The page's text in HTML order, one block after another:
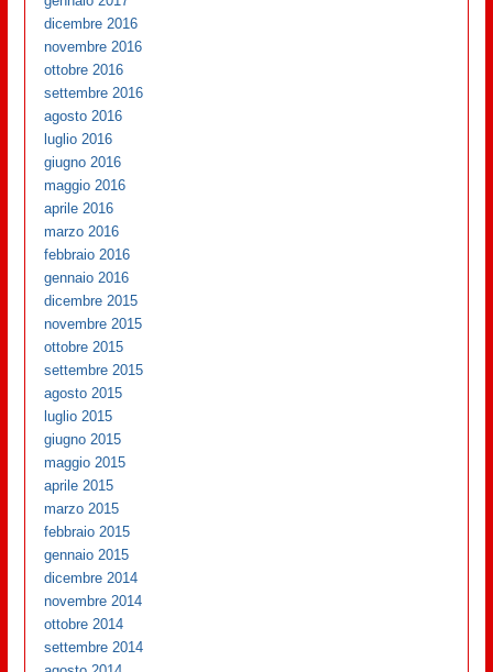
dicembre 2016
novembre 2016
ottobre 2016
settembre 2016
agosto 2016
luglio 2016
giugno 2016
maggio 2016
aprile 2016
marzo 2016
febbraio 2016
gennaio 2016
dicembre 2015
novembre 2015
ottobre 2015
settembre 2015
agosto 2015
luglio 2015
giugno 2015
maggio 2015
aprile 2015
marzo 2015
febbraio 2015
gennaio 2015
dicembre 2014
novembre 2014
ottobre 2014
settembre 2014